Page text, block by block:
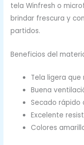
tela Winfresh o
brindar frescura y
partidos.
Beneficios del
Tela ligera
Buena
Secado rápido
Excelente
Colores